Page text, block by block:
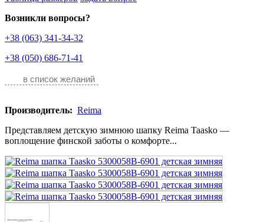
Возникли вопросы?
+38 (063) 341-34-32
+38 (050) 686-71-41
в список желаний
Производитель: Reima
Представляем детскую зимнюю шапку Reima Taasko —
воплощение финской заботы о комфорте...